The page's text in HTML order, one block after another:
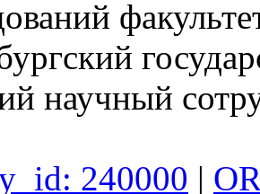
научный
240000 |